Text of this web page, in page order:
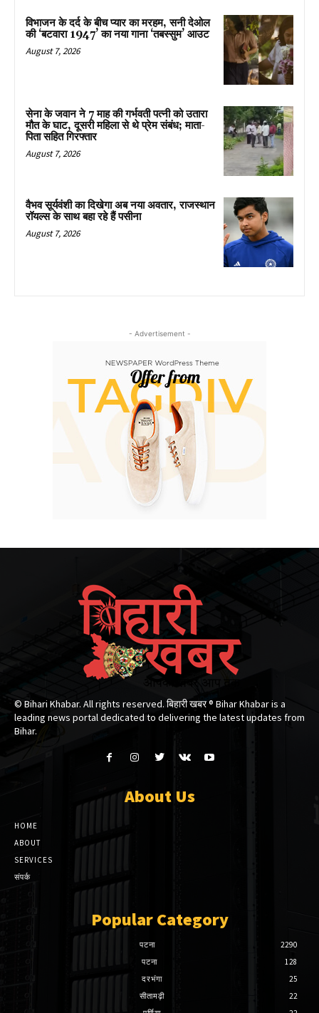
विभाजन के दर्द के बीच प्यार का मरहम, सनी देओल
की ‘बटवारा 1947’ का नया गाना ‘तबस्सुम’ आउट
August 7, 2026
सेना के जवान ने 7 माह की गर्भवती पत्नी को उतारा
मौत के घाट, दूसरी महिला से थे प्रेम संबंध; माता-
पिता सहित गिरफ्तार
August 7, 2026
वैभव सूर्यवंशी का दिखेगा अब नया अवतार, राजस्थान
रॉयल्स के साथ बहा रहे हैं पसीना
August 7, 2026
- Advertisement -
© Bihari Khabar. All rights reserved. बिहारी खबर ®​ Bihar Khabar is a
leading news portal dedicated to delivering the latest updates from
Bihar.
About Us
HOME
ABOUT
SERVICES
संपर्क
Popular Category
पटना
2290
पटना
128
दरभंगा
25
सीतामढ़ी
22